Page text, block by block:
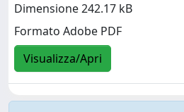
Dimensione 242.17 kB
Formato Adobe PDF
Visualizza/Apri